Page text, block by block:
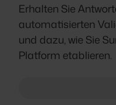
Erhalten Sie
automatisierten
und dazu, wie Sie
Platform etablieren.